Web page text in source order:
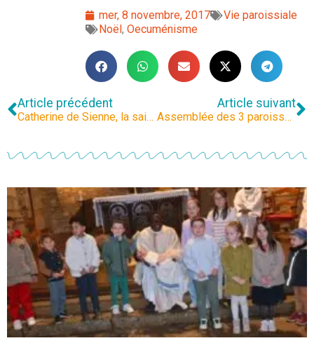
mer, 8 novembre, 2017
Vie paroissiale
Noël, Oecuménisme
Article précédent
Catherine de Sienne, la sainte qui a « le plus aimé l’Église »
Article suivant
Assemblée des 3 paroisses